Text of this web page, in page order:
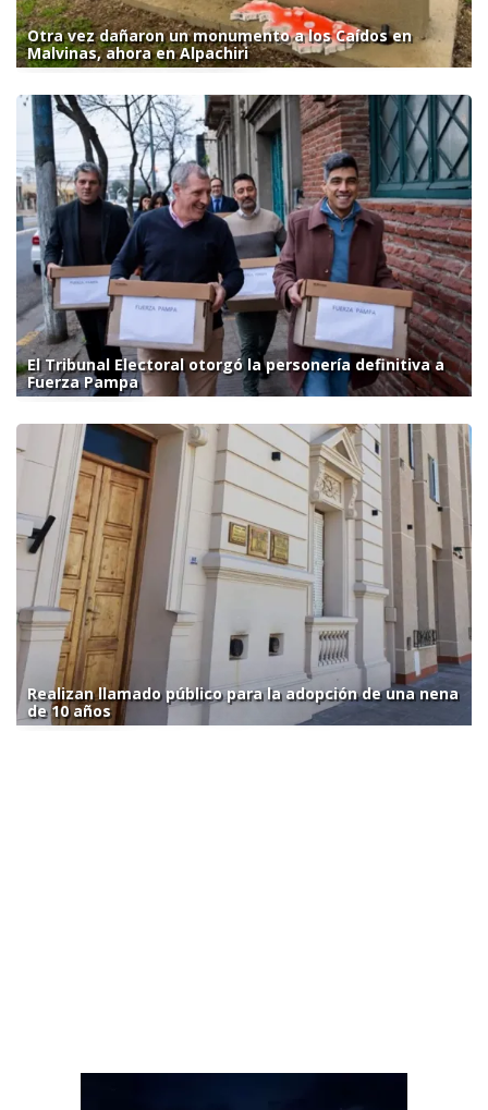
Otra vez dañaron un monumento a los Caídos en
Malvinas, ahora en Alpachiri
El Tribunal Electoral otorgó la personería definitiva a
Fuerza Pampa
Realizan llamado público para la adopción de una nena
de 10 años